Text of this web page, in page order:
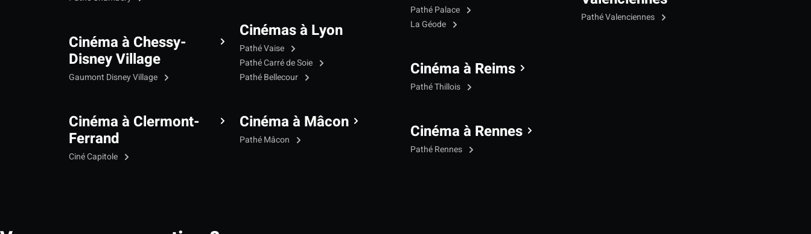
Cinéma à Chessy-
Disney Village
Gaumont Disney Village
Cinéma à Clermont-
Ferrand
Ciné Capitole
Cinémas à Lyon
Pathé Vaise
Pathé Carré de Soie
Pathé Bellecour
Cinéma à Mâcon
Pathé Mâcon
Pathé Palace
La Géode
Cinéma à Reims
Pathé Thillois
Cinéma à Rennes
Pathé Rennes
Pathé Valenciennes